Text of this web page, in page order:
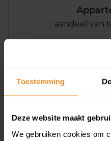
Toestemming
Deze website maakt
We gebruiken cookies om
aandeel van